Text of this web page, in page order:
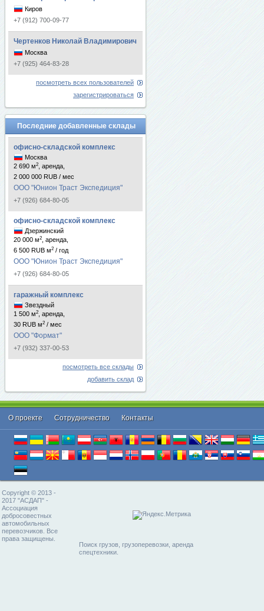
Киров
+7 (912) 700-09-77
Чертенков Николай Владимирович
Москва
+7 (925) 464-83-28
посмотреть всех пользователей
зарегистрироваться
Последние добавленные склады
офисно-складской комплекс
Москва
2 690 м2
, аренда,
2 000 000 RUB / мес
ООО "Юнион Траст Экспедиция"
+7 (926) 684-80-05
офисно-складской комплекс
Дзержинский
20 000 м2
, аренда,
6 500 RUB м2 / год
ООО "Юнион Траст Экспедиция"
+7 (926) 684-80-05
гаражный комплекс
Звездный
1 500 м2
, аренда,
30 RUB м2 / мес
ООО "Формат"
+7 (932) 337-00-53
посмотреть все склады
добавить склад
О проекте Cотрудничество Контакты
Copyright © 2013 -
2017 "АСДАП" -
Ассоциация
добросовестных
автомобильных
перевозчиков. Все
права защищены.
Поиск грузов, грузоперевозки, аренда
спецтехники.